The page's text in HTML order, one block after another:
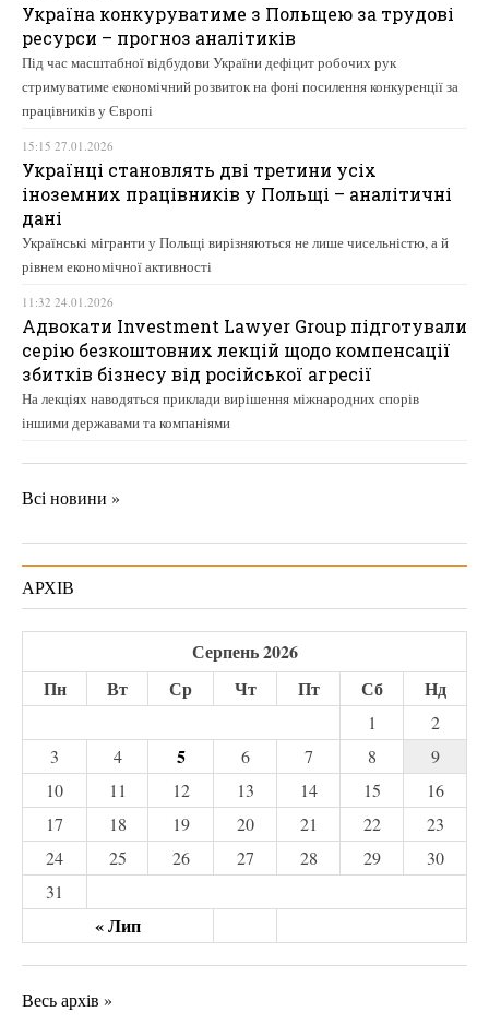
Україна конкуруватиме з Польщею за трудові
ресурси – прогноз аналітиків
Під час масштабної відбудови України дефіцит робочих рук
стримуватиме економічний розвиток на фоні посилення конкуренції за
працівників у Європі
15:15 27.01.2026
Українці становлять дві третини усіх
іноземних працівників у Польщі – аналітичні
дані
Українські мігранти у Польщі вирізняються не лише чисельністю, а й
рівнем економічної активності
11:32 24.01.2026
Адвокати Investment Lawyer Group підготували
серію безкоштовних лекцій щодо компенсації
збитків бізнесу від російської агресії
На лекціях наводяться приклади вирішення міжнародних спорів
іншими державами та компаніями
Всі новини »
АРХІВ
Серпень 2026
Пн
Вт Ср Чт Пт Сб Нд
« Лип
1
2
3
4 5 6 7 8
9
10
11 12 13 14 15
16
17
18 19 20 21 22
23
24
25 26 27 28 29
30
31
Весь архів »